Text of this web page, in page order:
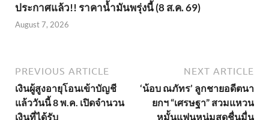
ประกาศแล้ว!! ราคาน้ำมันพรุ่งนี้ (8 ส.ค. 69)
August 7, 2026
PREVIOUS ARTICLE
เงินผู้สูงอายุโอนเข้าบัญชี
แล้ววันนี้ 8 พ.ค. เปิดจำนวน
เงินที่ได้รับ
NEXT ARTICLE
‘น้อบ ณภัทร’ ลูกชายอดีตนา
ยกฯ “เศรษฐา” สวมแหวน
หมั้นแฟนหนุ่มสุดชื่นมื่น